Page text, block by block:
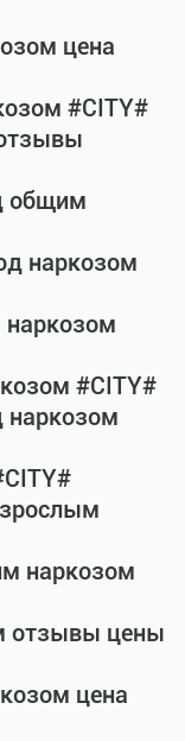
цена
#CITY#
общим
наркозом
#CITY#
наркозом
наркозом
отзывы цены
цена